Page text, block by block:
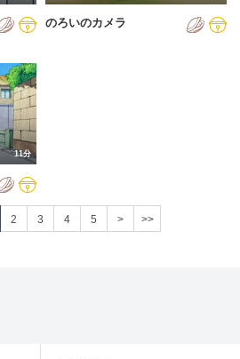
のろいのカメラ
11分
2 3 4 5 > >>